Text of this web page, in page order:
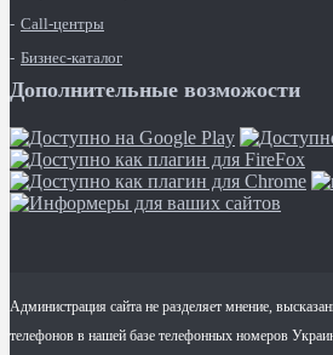
Call-центры
Бизнес-каталог
Дополнительные возможости
Администрация сайта не разделяет мнение,
телефонов в нашей базе телефонных номеров